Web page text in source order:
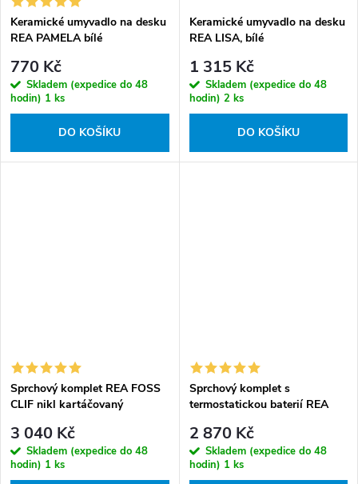
Keramické umyvadlo na desku
REA PAMELA bílé
770 Kč
Skladem (expedice do 48
hodin) 1 ks
DO KOŠÍKU
Keramické umyvadlo na desku
REA LISA, bílé
1 315 Kč
Skladem (expedice do 48
hodin) 2 ks
DO KOŠÍKU
Sprchový komplet REA FOSS
CLIF nikl kartáčovaný
3 040 Kč
Skladem (expedice do 48
hodin) 1 ks
Sprchový komplet s
termostatickou baterií REA
2 870 Kč
Skladem (expedice do 48
hodin) 1 ks